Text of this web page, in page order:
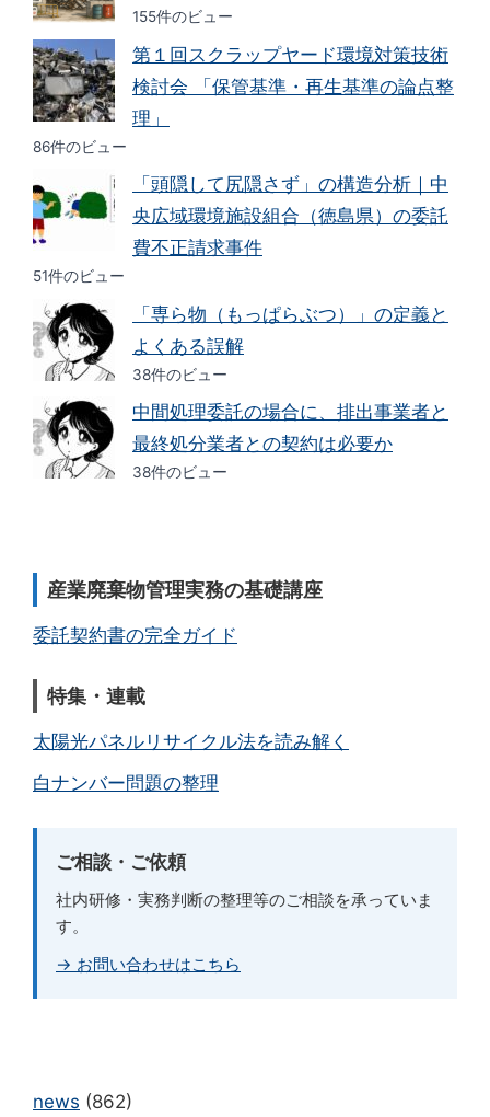
155件のビュー
第１回スクラップヤード環境対策技術
検討会 「保管基準・再生基準の論点整
理」
86件のビュー
「頭隠して尻隠さず」の構造分析｜中
央広域環境施設組合（徳島県）の委託
費不正請求事件
51件のビュー
「専ら物（もっぱらぶつ）」の定義と
よくある誤解
38件のビュー
中間処理委託の場合に、排出事業者と
最終処分業者との契約は必要か
38件のビュー
産業廃棄物管理実務の基礎講座
委託契約書の完全ガイド
特集・連載
太陽光パネルリサイクル法を読み解く
白ナンバー問題の整理
ご相談・ご依頼
社内研修・実務判断の整理等のご相談を承っていま
す。
→ お問い合わせはこちら
news (862)